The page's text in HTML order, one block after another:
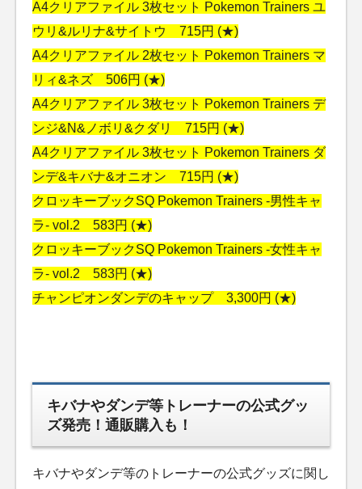
A4クリアファイル 3枚セット Pokemon Trainers ユ
ウリ&ルリナ&サイトウ 715円 (★)
A4クリアファイル 2枚セット Pokemon Trainers マ
リィ&ネズ 506円 (★)
A4クリアファイル 3枚セット Pokemon Trainers デ
ンジ&N&ノボリ&クダリ 715円 (★)
A4クリアファイル 3枚セット Pokemon Trainers ダ
ンデ&キバナ&オニオン 715円 (★)
クロッキーブックSQ Pokemon Trainers -男性キャ
ラ- vol.2 583円 (★)
クロッキーブックSQ Pokemon Trainers -女性キャ
ラ- vol.2 583円 (★)
チャンピオンダンデのキャップ 3,300円 (★)
キバナやダンデ等トレーナーの公式グッ
ズ発売！通販購入も！
キバナやダンデ等のトレーナーの公式グッズに関し